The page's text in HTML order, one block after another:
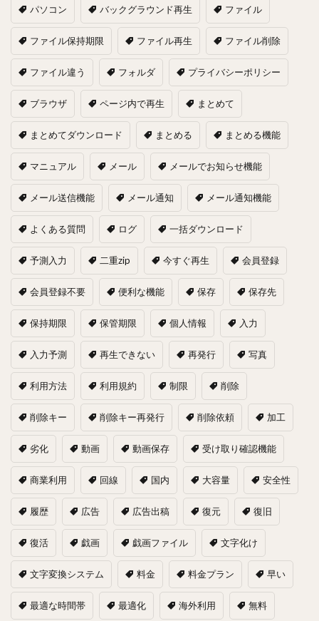
パソコン バックグラウンド再生 ファイル
ファイル保持期限 ファイル再生 ファイル削除
ファイル違う フォルダ プライバシーポリシー
ブラウザ ページ内で再生 まとめて
まとめてダウンロード まとめる まとめる機能
マニュアル メール メールでお知らせ機能
メール送信機能 メール通知 メール通知機能
よくある質問 ログ 一括ダウンロード
予測入力 二重zip 今すぐ再生 会員登録
会員登録不要 便利な機能 保存 保存先
保持期限 保管期限 個人情報 入力
入力予測 再生できない 再発行 写真
利用方法 利用規約 制限 削除
削除キー 削除キー再発行 削除依頼 加工
劣化 動画 動画保存 受け取り確認機能
商業利用 回線 国内 大容量 安全性
履歴 広告 広告出稿 復元 復旧
復活 戯画 戯画ファイル 文字化け
文字変換システム 料金 料金プラン 早い
最適な時間帯 最適化 海外利用 無料